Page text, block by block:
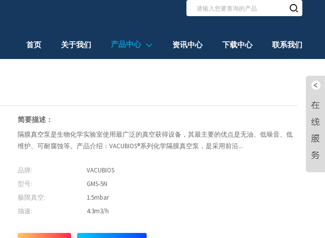
首页 关于我们 产品中心 资讯中心 下载中心 联系我们
简要描述：
隔膜真空泵是生物化学实验室使用最广泛的真空获得设备，其最主要的优点是无油、低噪音、低
维护、可耐腐蚀等。产品介绍：VACUBIOS®系列化学隔膜真空泵，是采用前沿...
品牌:
VACUBIOS
型号:
GMS-5N
极限真空:
1.5mbar
抽速:
4.3m3/h